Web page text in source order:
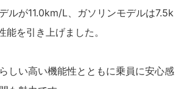
ルが11.0km/L、ガソリンモデルは7.5k
を引き上げました。
しい高い機能性とともに乗員に安心感